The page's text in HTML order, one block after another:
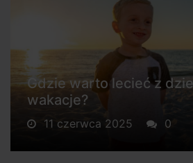
Gdzie warto lecieć z
wakacje?
11 czerwca 2025 0